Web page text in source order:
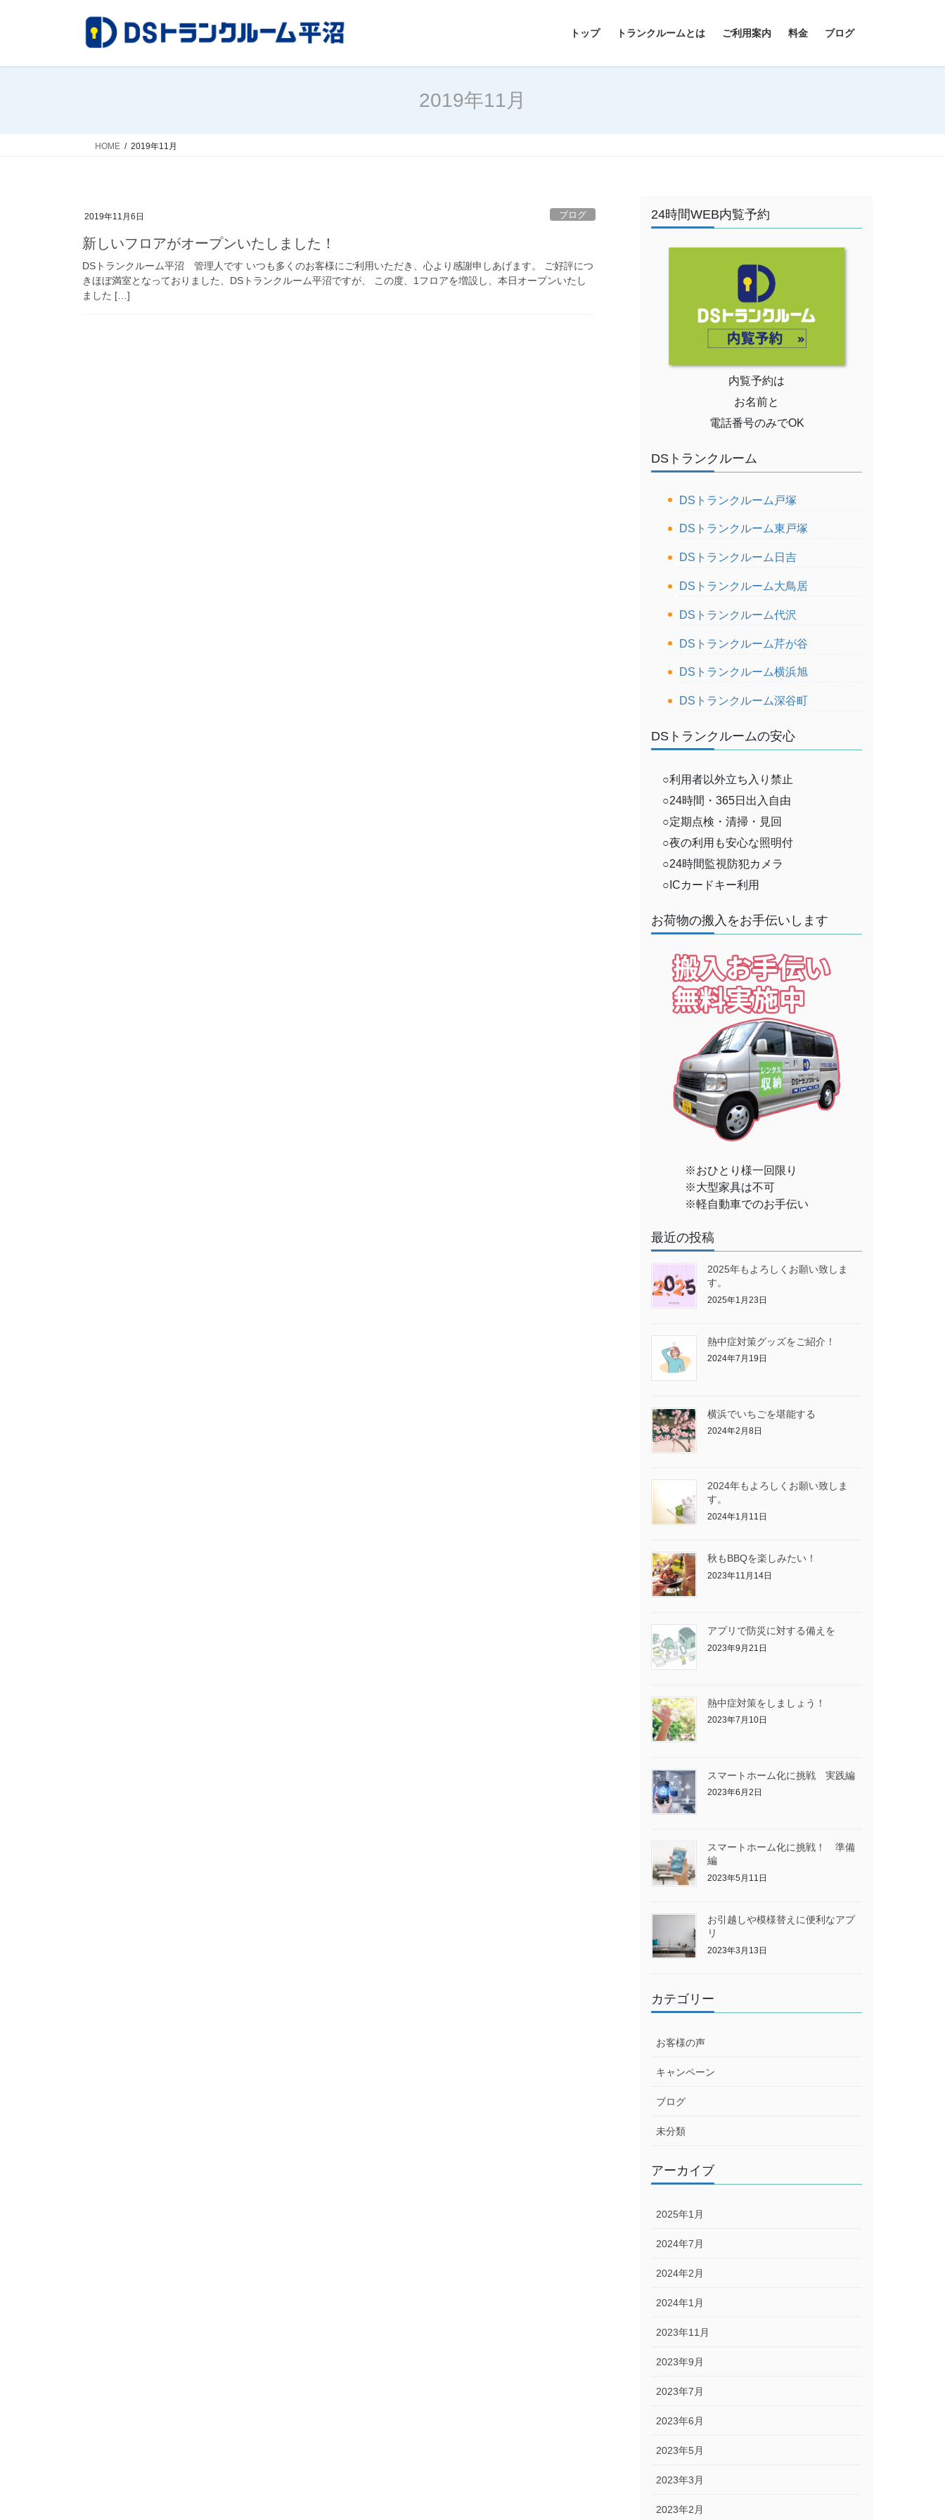
トップ トランクルームとは ご利用案内 料金 ブログ
2019年11月
HOME 2019年11月
2019年11月6日 ブログ
新しいフロアがオープンいたしました！
DSトランクルーム平沼 管理人です いつも多くのお客様にご利用いただき、心より感謝申しあげます。 ご好評につ
きほぼ満室となっておりました、DSトランクルーム平沼ですが、 この度、1フロアを増設し、本日オープンいたし
ました […]
24時間WEB内覧予約
内覧予約は
お名前と
電話番号のみでOK
DSトランクルーム
DSトランクルーム戸塚
DSトランクルーム東戸塚
DSトランクルーム日吉
DSトランクルーム大鳥居
DSトランクルーム代沢
DSトランクルーム芹が谷
DSトランクルーム横浜旭
DSトランクルーム深谷町
DSトランクルームの安心
○利用者以外立ち入り禁止
○24時間・365日出入自由
○定期点検・清掃・見回
○夜の利用も安心な照明付
○24時間監視防犯カメラ
○ICカードキー利用
お荷物の搬入をお手伝いします
※おひとり様一回限り
※大型家具は不可
※軽自動車でのお手伝い
最近の投稿
2025年もよろしくお願い致しま
す。
2025年1月23日
熱中症対策グッズをご紹介！
2024年7月19日
横浜でいちごを堪能する
2024年2月8日
2024年もよろしくお願い致しま
す。
2024年1月11日
秋もBBQを楽しみたい！
2023年11月14日
アプリで防災に対する備えを
2023年9月21日
熱中症対策をしましょう！
2023年7月10日
スマートホーム化に挑戦 実践編
2023年6月2日
スマートホーム化に挑戦！ 準備
編
2023年5月11日
お引越しや模様替えに便利なアプ
リ
2023年3月13日
カテゴリー
お客様の声
キャンペーン
ブログ
未分類
アーカイブ
2025年1月
2024年7月
2024年2月
2024年1月
2023年11月
2023年9月
2023年7月
2023年6月
2023年5月
2023年3月
2023年2月